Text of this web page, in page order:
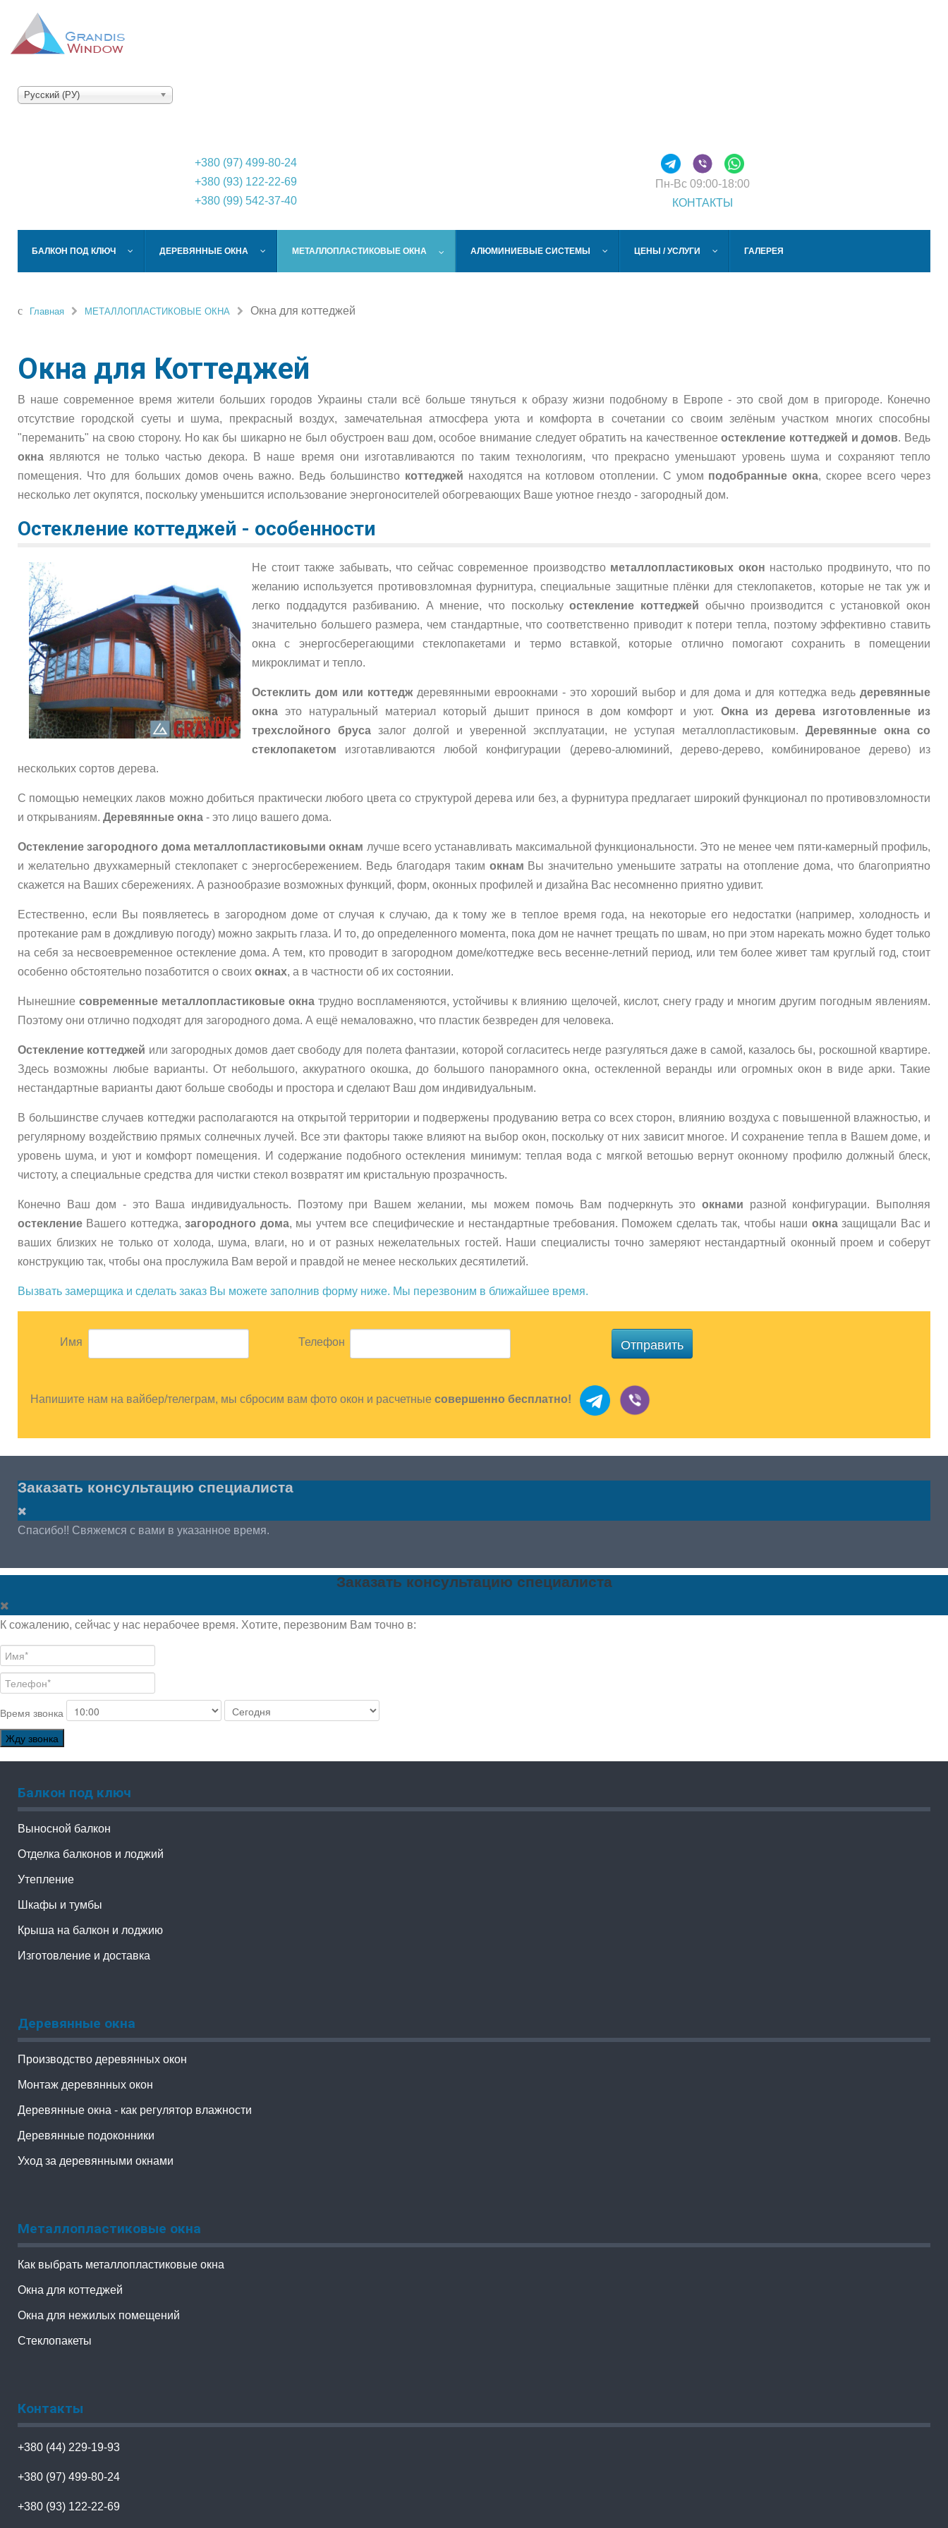
Русский (РУ)
+380 (97) 499-80-24
+380 (93) 122-22-69
+380 (99) 542-37-40
Пн-Вс 09:00-18:00
КОНТАКТЫ
БАЛКОН ПОД КЛЮЧ ДЕРЕВЯННЫЕ ОКНА МЕТАЛЛОПЛАСТИКОВЫЕ ОКНА АЛЮМИНИЕВЫЕ СИСТЕМЫ ЦЕНЫ / УСЛУГИ ГАЛЕРЕЯ
Главная МЕТАЛЛОПЛАСТИКОВЫЕ ОКНА Окна для коттеджей
Окна для Коттеджей
В наше современное время жители больших городов Украины стали всё больше тянуться к образу жизни подобному в Европе - это свой дом в пригороде. Конечно
отсутствие городской суеты и шума, прекрасный воздух, замечательная атмосфера уюта и комфорта в сочетании со своим зелёным участком многих способны
"переманить" на свою сторону. Но как бы шикарно не был обустроен ваш дом, особое внимание следует обратить на качественноеостекление коттеджей и домов. Ведь
окна являются не только частью декора. В наше время они изготавливаются по таким технологиям, что прекрасно уменьшают уровень шума и сохраняют тепло
помещения. Что для больших домов очень важно. Ведь большинство коттеджей находятся на котловом отоплении. С умом подобранные окна, скорее всего через
несколько лет окупятся, поскольку уменьшится использование энергоносителей обогревающих Ваше уютное гнездо - загородный дом.
Остекление коттеджей - особенности
Не стоит также забывать, что сейчас современное производство металлопластиковых окон настолько продвинуто, что по
желанию используется противовзломная фурнитура, специальные защитные плёнки для стеклопакетов, которые не так уж и
легко поддадутся разбиванию. А мнение, что посколькуостекление коттеджей обычно производится с установкой окон
значительно большего размера, чем стандартные, что соответственно приводит к потери тепла, поэтому эффективно ставить
окна с энергосберегающими стеклопакетами и термо вставкой, которые отлично помогают сохранить в помещении
микроклимат и тепло.
Остеклить дом или коттедж деревянными евроокнами - это хороший выбор и для дома и для коттеджа ведь деревянные
окна это натуральный материал который дышит принося в дом комфорт и уют.Окна из дерева изготовленные из
трехслойного бруса залог долгой и уверенной эксплуатации, не уступая металлопластиковым. Деревянные окна со
стеклопакетом изготавливаются любой конфигурации (дерево-алюминий, дерево-дерево, комбинированое дерево) из
нескольких сортов дерева.
С помощью немецких лаков можно добиться практически любого цвета со структурой дерева или без, а фурнитура предлагает широкий функционал по противовзломности
и открываниям. Деревянные окна - это лицо вашего дома.
Остекление загородного дома металлопластиковыми окнам лучше всего устанавливать максимальной функциональности. Это не менее чем пяти-камерный профиль,
и желательно двухкамерный стеклопакет с энергосбережением. Ведь благодаря таким окнам Вы значительно уменьшите затраты на отопление дома, что благоприятно
скажется на Ваших сбережениях. А разнообразие возможных функций, форм, оконных профилей и дизайна Вас несомненно приятно удивит.
Естественно, если Вы появляетесь в загородном доме от случая к случаю, да к тому же в теплое время года, на некоторые его недостатки (например, холодность и
протекание рам в дождливую погоду) можно закрыть глаза. И то, до определенного момента, пока дом не начнет трещать по швам, но при этом нарекать можно будет только
на себя за несвоевременное остекление дома. А тем, кто проводит в загородном доме/коттедже весь весенне-летний период, или тем более живет там круглый год, стоит
особенно обстоятельно позаботится о своих окнах, а в частности об их состоянии.
Нынешниесовременные металлопластиковые окна трудно воспламеняются, устойчивы к влиянию щелочей, кислот, снегу граду и многим другим погодным явлениям.
Поэтому они отлично подходят для загородного дома. А ещё немаловажно, что пластик безвреден для человека.
Остекление коттеджей или загородных домов дает свободу для полета фантазии, которой согласитесь негде разгуляться даже в самой, казалось бы, роскошной квартире.
Здесь возможны любые варианты. От небольшого, аккуратного окошка, до большого панорамного окна, остекленной веранды или огромных окон в виде арки. Такие
нестандартные варианты дают больше свободы и простора и сделают Ваш дом индивидуальным.
В большинстве случаев коттеджи располагаются на открытой территории и подвержены продуванию ветра со всех сторон, влиянию воздуха с повышенной влажностью, и
регулярному воздействию прямых солнечных лучей. Все эти факторы также влияют на выбор окон, поскольку от них зависит многое. И сохранение тепла в Вашем доме, и
уровень шума, и уют и комфорт помещения. И содержание подобного остекления минимум: теплая вода с мягкой ветошью вернут оконному профилю должный блеск,
чистоту, а специальные средства для чистки стекол возвратят им кристальную прозрачность.
Конечно Ваш дом - это Ваша индивидуальность. Поэтому при Вашем желании, мы можем помочь Вам подчеркнуть этоокнами разной конфигурации. Выполняя
остекление Вашего коттеджа,загородного дома, мы учтем все специфические и нестандартные требования. Поможем сделать так, чтобы наши окназащищали Вас и
ваших близких не только от холода, шума, влаги, но и от разных нежелательных гостей. Наши специалисты точно замеряют нестандартный оконный проем и соберут
конструкцию так, чтобы она прослужила Вам верой и правдой не менее нескольких десятилетий.
Вызвать замерщика и сделать заказ Вы можете заполнив форму ниже. Мы перезвоним в ближайшее время.
Имя Телефон Отправить
Напишите нам на вайбер/телеграм, мы сбросим вам фото окон и расчетные совершенно бесплатно!
Заказать консультацию специалиста
Спасибо!! Свяжемся с вами в указанное время.
Заказать консультацию специалиста
К сожалению, сейчас у нас нерабочее время. Хотите, перезвоним Вам точно в:
Время звонка
Жду звонка
Балкон под ключ
Выносной балкон
Отделка балконов и лоджий
Утепление
Шкафы и тумбы
Крыша на балкон и лоджию
Изготовление и доставка
Деревянные окна
Производство деревянных окон
Монтаж деревянных окон
Деревянные окна - как регулятор влажности
Деревянные подоконники
Уход за деревянными окнами
Металлопластиковые окна
Как выбрать металлопластиковые окна
Окна для коттеджей
Окна для нежилых помещений
Стеклопакеты
Контакты
+380 (44) 229-19-93
+380 (97) 499-80-24
+380 (93) 122-22-69